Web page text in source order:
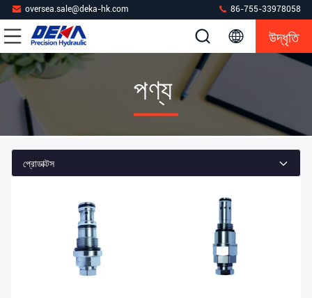
oversea.sale@deka-hk.com 86-755-33978058
উদ্ধৃতি
পণ্য
প্রোডাক্টস